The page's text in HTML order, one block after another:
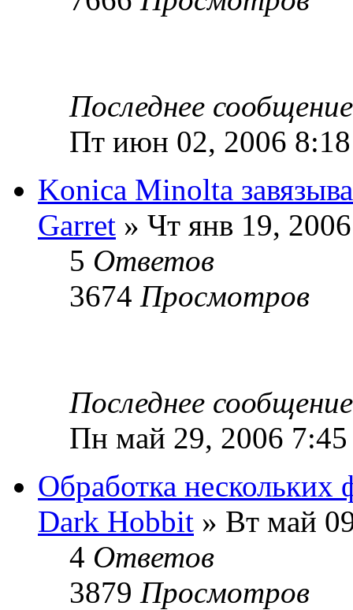
Последнее
Пт июн 02, 2006
Konica Minolta
Garret » Чт янв 19,
5 Ответов
3674 Просмотров
Последнее
Пн май 29, 2006
Обработка нескольких
Dark Hobbit » Вт май
4 Ответов
3879 Просмотров